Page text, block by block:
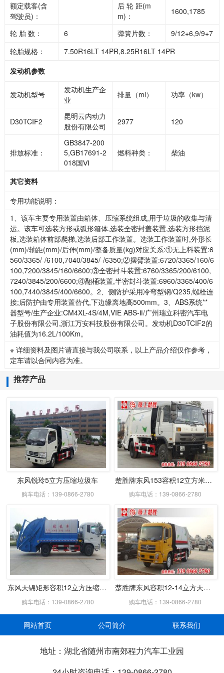
额定载客(含
驾驶员)：
后 轮 距(m
m)：
1600,1785
轮 胎 数： 6 弹簧片数：
9/12+6,9/9+7
轮胎规格：
7.50R16LT 14PR,8.25R16LT 14PR
发动机参数
发动机型号
发动机生产企
业
排量（ml） 功率（kw）
D30TCIF2
昆明云内动力
股份有限公司
2977 120
排放标准：
GB3847-200
5,GB17691-2
018国Ⅵ
燃料种类： 柴油
其它资料
专用功能说明：
1、该车主要专用装置由箱体、压缩系统组成,用于垃圾的收集与清
运。该车可选装方形或弧形箱体,选装全密封盖装置,选装方形挡泥
板,选装箱体前部爬梯,选装后部工作装置。选装工作装置时,外形长
(mm)/轴距(mm)/后伸(mm)/整备质量(kg)对应关系:①无上料装置:6
560/3365/-/6100,7040/3845/-/6350;②摆臂装置:6720/3365/160/6
100,7200/3845/160/6600;③全密封斗装置:6760/3365/200/6100,
7240/3845/200/6600;④翻桶装置,半密封斗装置:6960/3365/400/6
100,7440/3845/400/6600。2、侧防护采用冷弯型钢/Q235,螺栓连
接;后防护由专用装置替代,下边缘离地高500mm。3、ABS系统**
器型号/生产企业:CM4XL-4S/4M,VIE ABS-Ⅱ/广州瑞立科密汽车电
子股份有限公司,浙江万安科技股份有限公司。发动机D30TCIF2的
油耗值为16.2L/100Km。
※ 详细资料及图片请直接与我公司联系，以上产品介绍仅作参考，
定车请以合同内容为准。
推荐产品
东风锐玲5立方压缩垃圾车
购车电话：139-0866-2780
楚胜牌东风153容积12立方米压缩式垃圾车
购车电话：139-0866-2780
东风天锦矩形容积12立方压缩式垃圾车
购车电话：139-0866-2780
楚胜牌东风容积12-14立方天锦压缩式垃圾车
购车电话：139-0866-2780
网站首页 公司简介 联系我们
地址：湖北省随州市南郊程力汽车工业园